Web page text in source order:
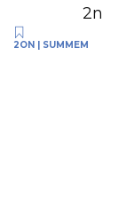
2n
2ON SUMMEM